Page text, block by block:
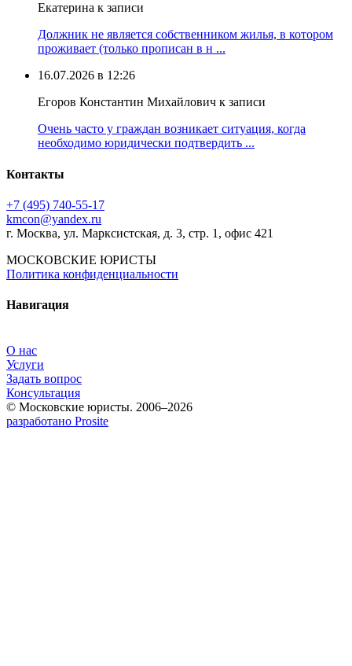
Екатерина к записи
Должник не является собственником жилья, в котором
проживает (только прописан в н ...
16.07.2026 в 12:26
Егоров Константин Михайлович к записи
Очень часто у граждан возникает ситуация, когда
необходимо юридически подтвердить ...
Контакты
+7 (495) 740‑55‑17
kmcon@yandex.ru
г. Москва, ул. Марксистская, д. 3, стр. 1, офис 421
МОСКОВСКИЕ ЮРИСТЫ
Политика конфиденциальности
Навигация
О нас
Услуги
Задать вопрос
Консультация
© Московские юристы. 2006–2026
разработано Prosite